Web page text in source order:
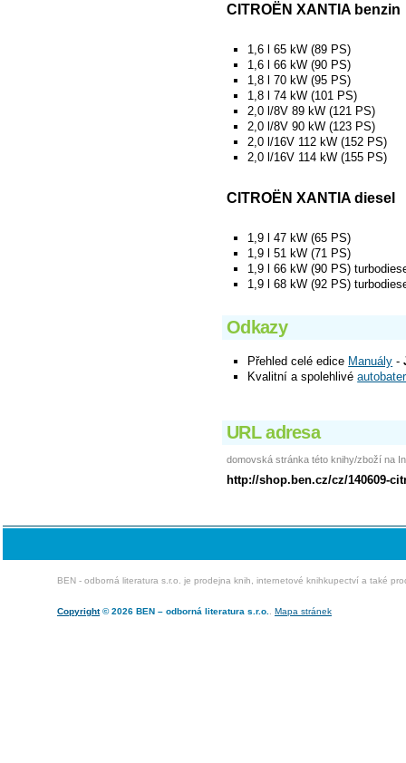
CITROËN XANTIA benzin
1,6 l 65 kW (89 PS)
1,6 l 66 kW (90 PS)
1,8 l 70 kW (95 PS)
1,8 l 74 kW (101 PS)
2,0 l/8V 89 kW (121 PS)
2,0 l/8V 90 kW (123 PS)
2,0 l/16V 112 kW (152 PS)
2,0 l/16V 114 kW (155 PS)
CITROËN XANTIA diesel
1,9 l 47 kW (65 PS)
1,9 l 51 kW (71 PS)
1,9 l 66 kW (90 PS)
1,9 l 68 kW (92 PS)
Odkazy
Přehled celé edice Manuály -
Kvalitní a spolehlivé
URL adresa
domovská stránka této knihy/zboží na
http://shop.ben.cz/cz/140609-
BEN - odborná literatura s.r.o. je prodejna knih, internetové knihkupectví a také
Copyright© 2026 BEN – odborná literatura s.r.o.. Mapa stránek